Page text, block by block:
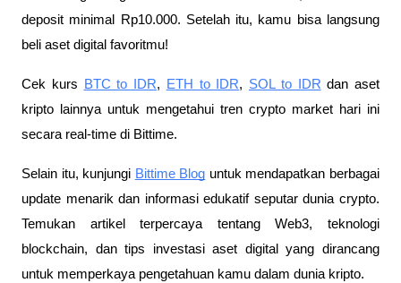
deposit minimal Rp10.000. Setelah itu, kamu bisa langsung
beli aset digital favoritmu!
Cek kurs BTC to IDR, ETH to IDR, SOL to IDR dan aset
kripto lainnya untuk mengetahui tren crypto market hari ini
secara real-time di Bittime.
Selain itu, kunjungi Bittime Blog untuk mendapatkan berbagai
update menarik dan informasi edukatif seputar dunia crypto.
Temukan artikel terpercaya tentang Web3, teknologi
blockchain, dan tips investasi aset digital yang dirancang
untuk memperkaya pengetahuan kamu dalam dunia kripto.